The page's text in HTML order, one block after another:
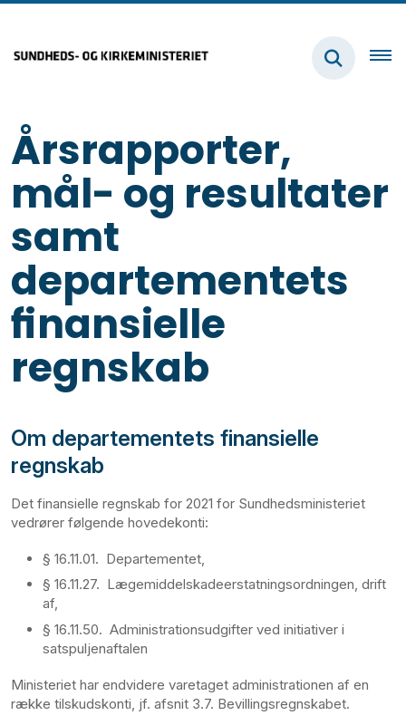
Årsrapporter,
mål- og resultater
samt
departementets
finansielle
regnskab
Om departementets finansielle
regnskab
Det finansielle regnskab for 2021 for Sundhedsministeriet
vedrører følgende hovedekonti:
§ 16.11.01. Departementet,
§ 16.11.27. Lægemiddelskadeerstatningsordningen, drift
af,
§ 16.11.50. Administrationsudgifter ved initiativer i
satspuljenaftalen
Ministeriet har endvidere varetaget administrationen af en
række tilskudskonti, jf. afsnit 3.7. Bevillingsregnskabet.